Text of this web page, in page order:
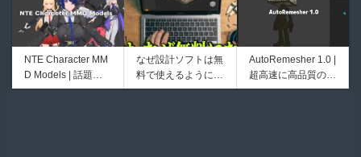
登場！
ルが正式リリース！
程よいポリ数＆トポ
ロジーにも注目！
ノードビューをBle
nderに実装するア
ドオンが登場！夏季
限定セール中！
Bioform | 現役臨床
医の3DCGアーティ
ストが実際の解剖学
Unityエフェクトレ
シピブック パーツ
を組み合わせて作れ
NTE Character MM
D Models | 話題の
ゲーム『NTE（Nev
なぜ設計ソフトは無
料で使えるようにな
ったのか──3D-CA
AutoRemesher 1.0 |
超高速に高品質のク
ワッドポリゴンでリ